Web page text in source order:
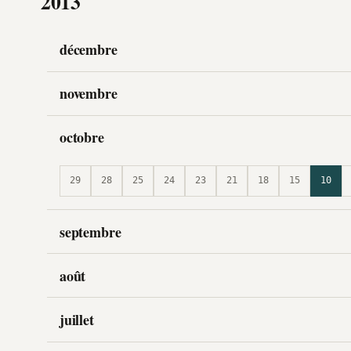
décembre
novembre
octobre
29 28 25 24 23 21 18 15 10
septembre
août
juillet